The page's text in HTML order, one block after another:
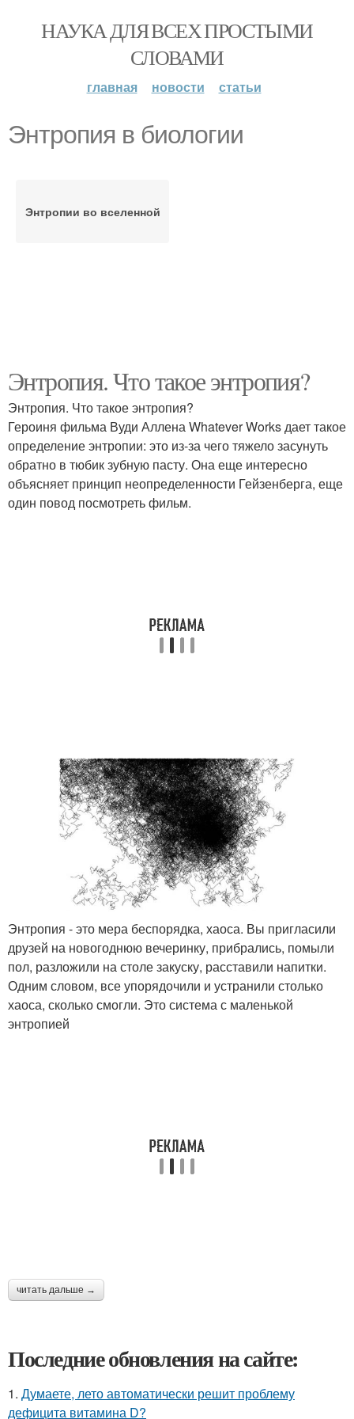
НАУКА ДЛЯ ВСЕХ ПРОСТЫМИ
СЛОВАМИ
главная новости статьи
Энтропия в биологии
Энтропии во вселенной
Энтропия. Что такое энтропия?
Энтропия. Что такое энтропия?
Героиня фильма Вуди Аллена Whatever Works дает такое
определение энтропии: это из-за чего тяжело засунуть
обратно в тюбик зубную пасту. Она еще интересно
объясняет принцип неопределенности Гейзенберга, еще
один повод посмотреть фильм.
Энтропия - это мера беспорядка, хаоса. Вы пригласили
друзей на новогоднюю вечеринку, прибрались, помыли
пол, разложили на столе закуску, расставили напитки.
Одним словом, все упорядочили и устранили столько
хаоса, сколько смогли. Это система с маленькой
энтропией
читать дальше →
Последние обновления на сайте:
1. Думаете, лето автоматически решит проблему
дефицита витамина D?